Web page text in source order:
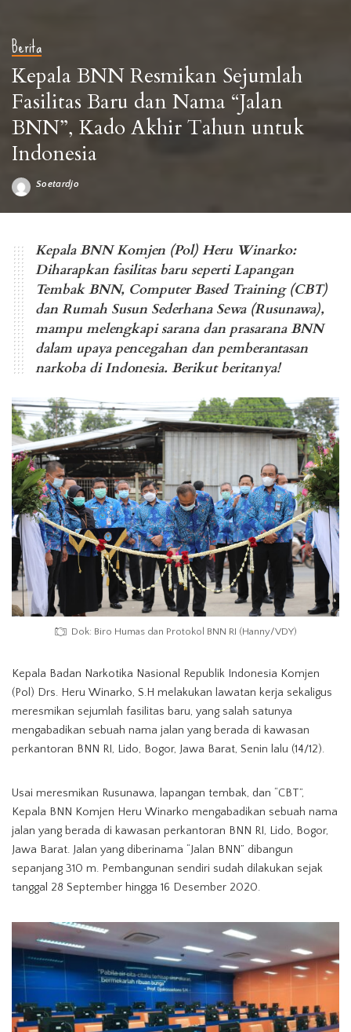
Peresmian Fasilitas Baru di Lido, Bogor (14/12).
Berita
Kepala BNN Resmikan Sejumlah
Fasilitas Baru dan Nama “Jalan
BNN”, Kado Akhir Tahun untuk
Indonesia
Posted
Soetardjo
Kepala BNN Komjen (Pol) Heru Winarko:
Diharapkan fasilitas baru seperti Lapangan
Tembak BNN, Computer Based Training (CBT)
dan Rumah Susun Sederhana Sewa (Rusunawa),
mampu melengkapi sarana dan prasarana BNN
dalam upaya pencegahan dan pemberantasan
narkoba di Indonesia. Berikut beritanya!
Dok: Biro Humas dan Protokol BNN RI (Hanny/VDY)
Kepala Badan Narkotika Nasional Republik Indonesia Komjen
(Pol) Drs. Heru Winarko, S.H melakukan lawatan kerja sekaligus
meresmikan sejumlah fasilitas baru, yang salah satunya
mengabadikan sebuah nama jalan yang berada di kawasan
perkantoran BNN RI, Lido, Bogor, Jawa Barat, Senin lalu (14/12).
Usai meresmikan Rusunawa, lapangan tembak, dan “CBT”,
Kepala BNN Komjen Heru Winarko mengabadikan sebuah nama
jalan yang berada di kawasan perkantoran BNN RI, Lido, Bogor,
Jawa Barat. Jalan yang diberinama “Jalan BNN” dibangun
sepanjang 310 m. Pembangunan sendiri sudah dilakukan sejak
tanggal 28 September hingga 16 Desember 2020.